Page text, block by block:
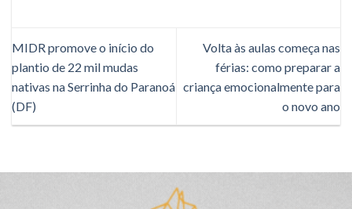
MIDR promove o início do
plantio de 22 mil mudas
nativas na Serrinha do Paranoá
(DF)
Volta às aulas começa nas
férias: como preparar a
criança emocionalmente para
o novo ano